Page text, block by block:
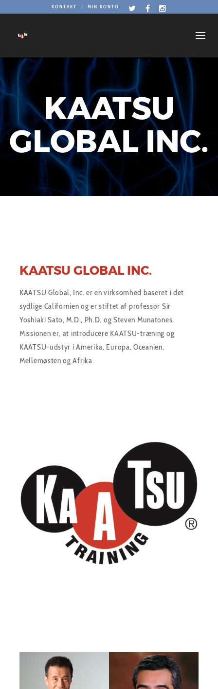
KONTAKT MIN KONTO
KAATSU
GLOBAL INC.
KAATSU GLOBAL INC.
KAATSU Global, Inc. er en virksomhed baseret i det
sydlige Californien og er stiftet af professor Sir
Yoshiaki Sato, M.D., Ph.D. og Steven Munatones.
Missionen er, at introducere KAATSU-træning og
KAATSU-udstyr i Amerika, Europa, Oceanien,
Mellemøsten og Afrika.